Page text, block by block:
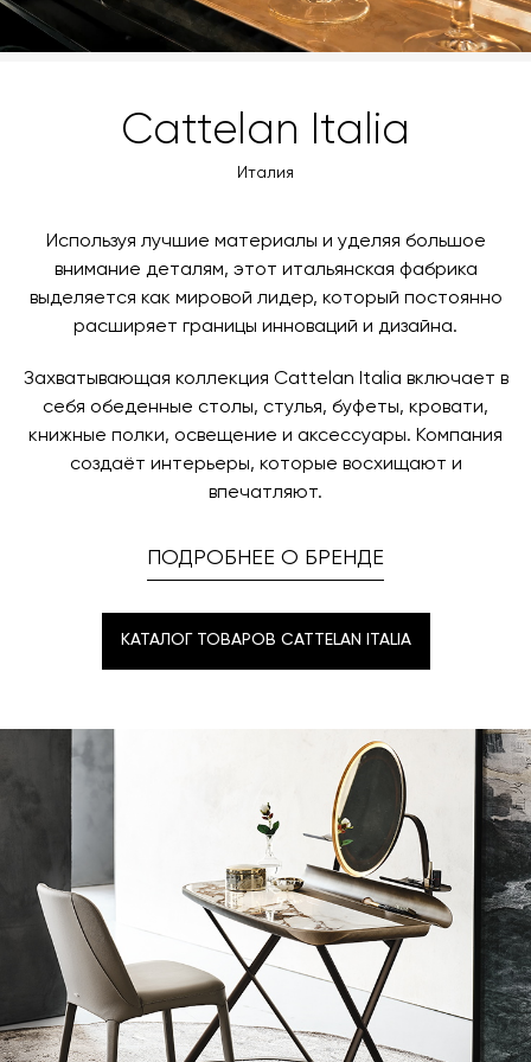
Cattelan Italia
Италия
Используя лучшие материалы и уделяя большое
внимание деталям, этот итальянская фабрика
выделяется как мировой лидер, который постоянно
расширяет границы инноваций и дизайна.
Захватывающая коллекция Cattelan Italia включает в
себя обеденные столы, стулья, буфеты, кровати,
книжные полки, освещение и аксессуары. Компания
создаёт интерьеры, которые восхищают и
впечатляют.
ПОДРОБНЕЕ О БРЕНДЕ
КАТАЛОГ ТОВАРОВ CATTELAN ITALIA